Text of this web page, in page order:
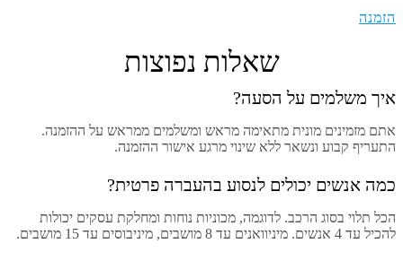
הזמנה
שאלות נפוצות
איך משלמים על הסעה?
אתם מזמינים מונית מתאימה מראש ומשלמים ממראש על ההזמנה.
התעריף קבוע ונשאר ללא שינוי מרגע אישור ההזמנה.
כמה אנשים יכולים לנסוע בהעברה פרטית?
הכל תלוי בסוג הרכב. לדוגמה, מכוניות נוחות ומחלקת עסקים יכולות
להכיל עד 4 אנשים. מיניוואנים עד 8 מושבים, מיניבוסים עד 15 מושבים.